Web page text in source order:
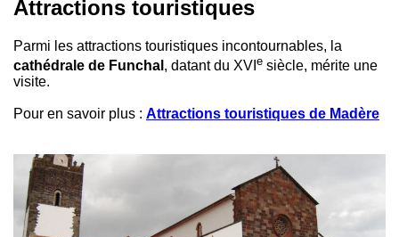
Attractions touristiques
Parmi les attractions touristiques incontournables, la
cathédrale de Funchal , datant du XVI e siècle, mérite une
visite.
Pour en savoir plus : Attractions touristiques de Madère